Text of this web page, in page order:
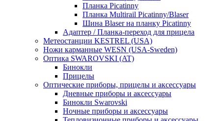
Планка Picatinny
Планка Multirail Picatinny/Blaser
Шина Blaser на планку Picatinny
Адаптер / Планка-переход для прицела
Метеостанции KESTREL (USA)
Ножи карманные WESN (USA-Sweden)
Оптика SWAROVSKI (AT)
Бинокли
Прицелы
Оптические приборы, прицелы и аксессуары
Дневные приборы и аксессуары
Бинокли Swarovski
Ночные приборы и аксессуары